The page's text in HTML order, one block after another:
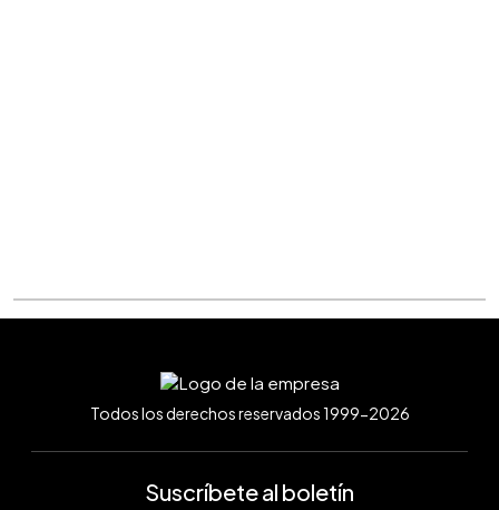
Todos los derechos reservados 1999-2026
Suscríbete al boletín